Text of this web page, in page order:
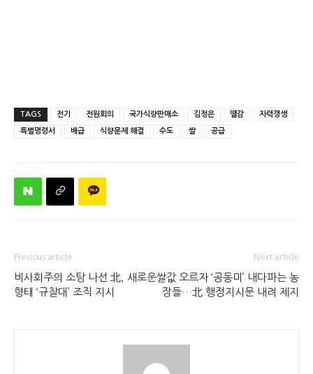
TAGS 전기 전원회의 국가식량판매소 김정은 땔감 자력갱생
특별명령서 배급 식량문제 해결 수도 쌀 공급
Previous article
비사회주의 소탕 나선 北, 새로운
형태 ‘규찰대’ 조직 지시
Next article
쌀값 오르자 ‘공동미’ 내다파는 농
장들…北 행정지시문 내려 제지